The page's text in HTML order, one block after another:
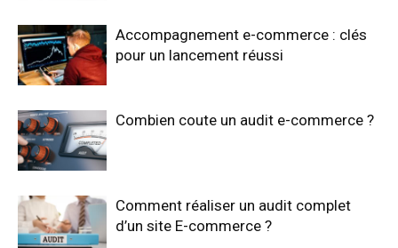
Accompagnement e-commerce : clés
pour un lancement réussi
Combien coute un audit e-commerce ?
Comment réaliser un audit complet
d’un site E-commerce ?